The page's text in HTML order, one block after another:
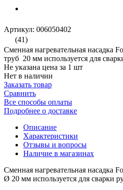
Артикул: 006050402
(41)
Сменная нагревательная насадка
труб 20 мм используется для
Не указана цена за 1 шт
Нет в наличии
Заказать товар
Сравнить
Все способы оплаты
Подробнее о доставке
Описание
Характеристики
Отзывы и вопросы
Наличие в магазинах
Сменная нагревательная насадка
Ø 20 мм используется для сварки